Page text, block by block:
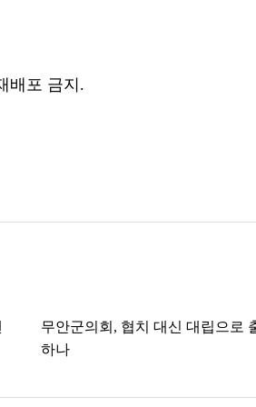
배포 금지.
무안군의회, 협치 대신 대립으로
하나